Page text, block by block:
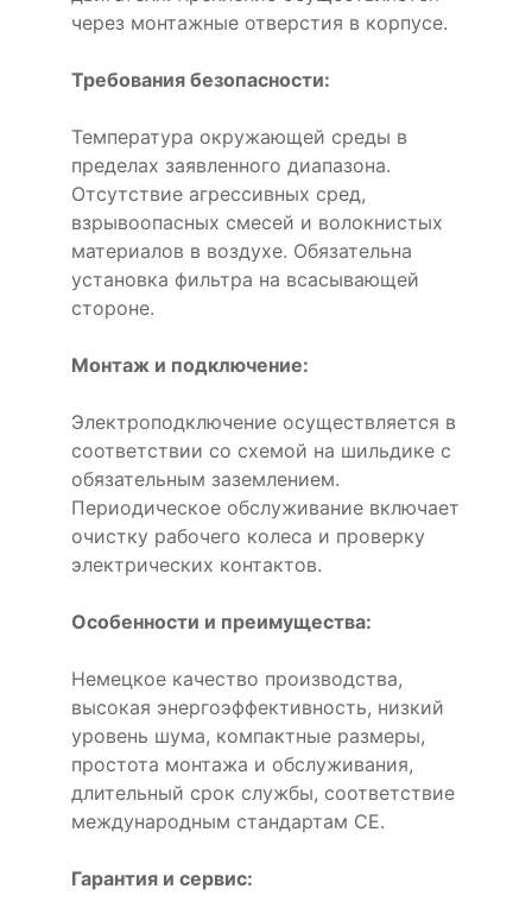
через монтажные отверстия в корпусе.
Требования безопасности:
Температура окружающей среды в
пределах заявленного диапазона.
Отсутствие агрессивных сред,
взрывоопасных смесей и волокнистых
материалов в воздухе. Обязательна
установка фильтра на всасывающей
стороне.
Монтаж и подключение:
Электроподключение осуществляется в
соответствии со схемой на шильдике с
обязательным заземлением.
Периодическое обслуживание включает
очистку рабочего колеса и проверку
электрических контактов.
Особенности и преимущества:
Немецкое качество производства,
высокая энергоэффективность, низкий
уровень шума, компактные размеры,
простота монтажа и обслуживания,
длительный срок службы, соответствие
международным стандартам CE.
Гарантия и сервис: